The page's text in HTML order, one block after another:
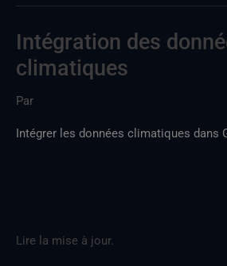
Intégration des
climatiques
Par
Intégrer les données climatiques dans
Lire la mise à jour.
Intégration
des
climatiques